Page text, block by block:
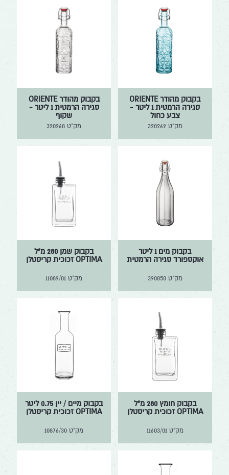
בקבוק מהודר ORIENTE
סגירה הרמטית 1 ליטר -
צבע כחול
מק"ט 320269
בקבוק מהודר ORIENTE
סגירה הרמטית 1 ליטר -
שקוף
מק"ט 320268
בקבוק מים 1 ליטר
אוקספורד סגירה הרמטית
מק"ט390850
בקבוק שמן 280 מ"ל
OPTIMA זכוכית קריסטלן
מק"ט 11089/01
בקבוק חומץ 280 מ"ל
OPTIMA זכוכית קריסטלן
מק"ט11603/01
בקבוק מיים / יין 0.75 ליטר
OPTIMA זכוכית קריסטלן
מק"ט 10876/30